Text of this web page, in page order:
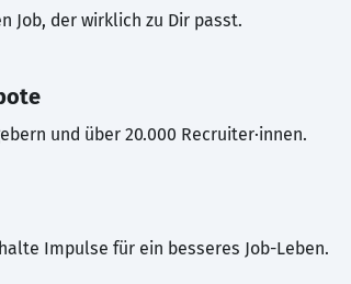
Job, der wirklich zu Dir passt.
und über 20.000 Recruiter·innen.
Impulse für ein besseres Job-Leben.